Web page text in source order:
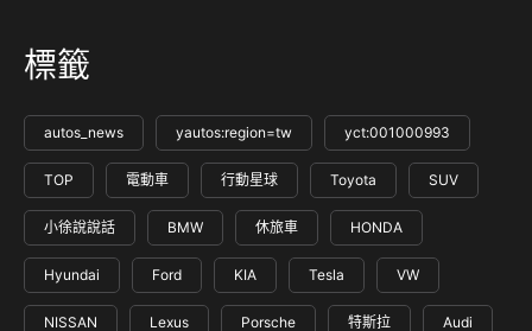
標籤
autos_news yautos:region=tw yct:001000993
TOP 電動車 行動星球 Toyota SUV
小徐說說話 BMW 休旅車 HONDA
Hyundai Ford KIA Tesla VW
NISSAN Lexus Porsche 特斯拉 Audi